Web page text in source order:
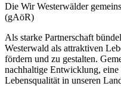
Die Wir Westerwälder
(gAöR)
Als starke Partnerschaft
Westerwald als attraktiven
fördern und zu gestalten.
nachhaltige Entwicklung,
Lebensqualität in unseren